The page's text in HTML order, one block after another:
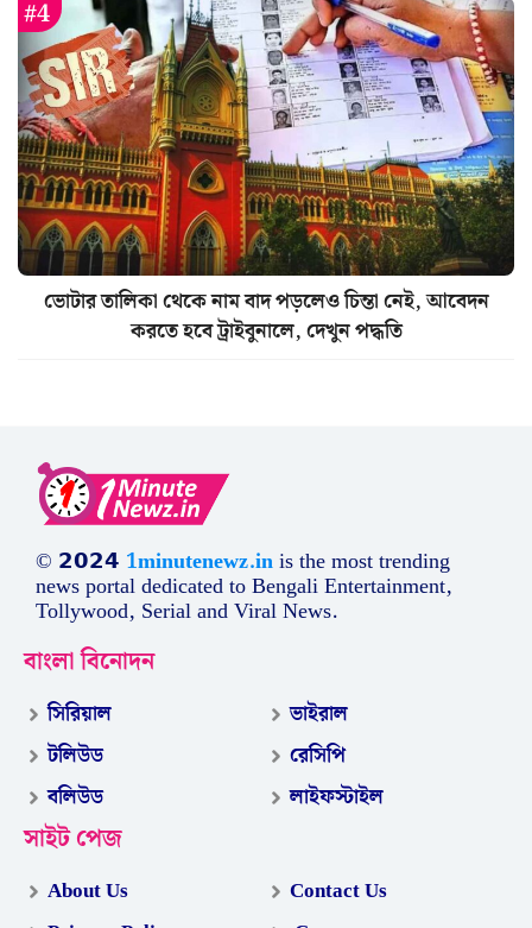
ভোটার তালিকা থেকে নাম বাদ পড়লেও চিন্তা নেই, আবেদন
করতে হবে ট্রাইবুনালে, দেখুন পদ্ধতি
© 𝟮𝟬𝟮𝟰 1minutenewz.inis the most trending
news portal dedicated to Bengali Entertainment,
Tollywood, Serial and Viral News.
বাংলা বিনোদন
সিরিয়াল
টলিউড
বলিউড
ভাইরাল
রেসিপি
লাইফস্টাইল
সাইট পেজ
About Us
Contact Us